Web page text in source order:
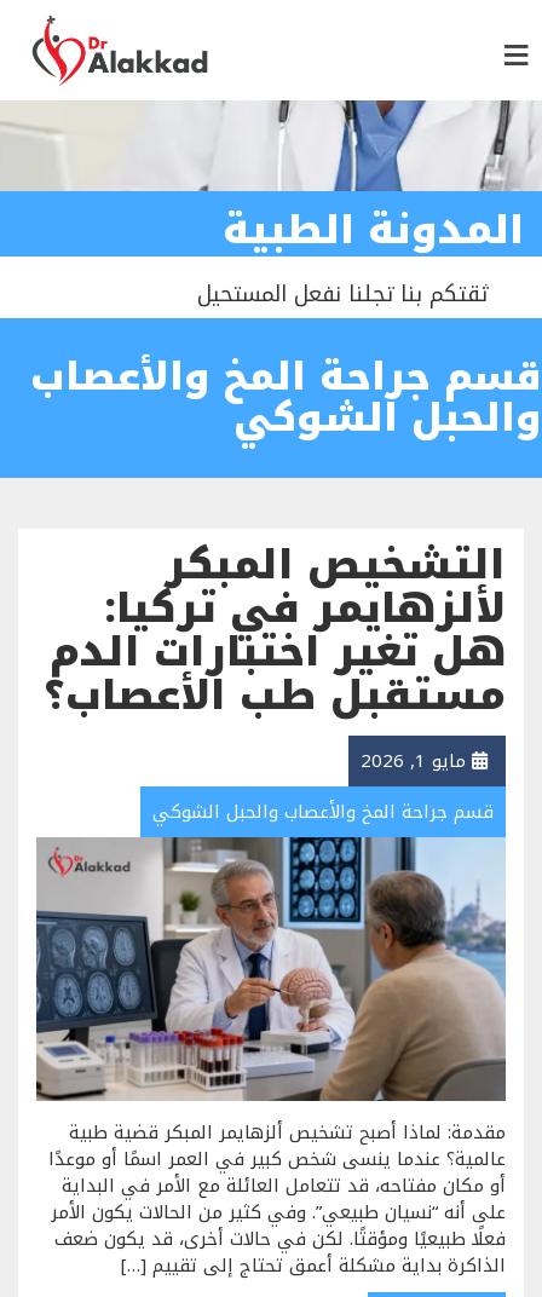
المدونة الطبية
ثقتكم بنا تجلنا نفعل المستحيل
قسم جراحة المخ والأعصاب
والحبل الشوكي
التشخيص المبكر
لألزهايمر في تركيا:
هل تغير اختبارات الدم
مستقبل طب الأعصاب؟
مايو 1, 2026
قسم جراحة المخ والأعصاب والحبل الشوكي
مقدمة: لماذا أصبح تشخيص ألزهايمر المبكر قضية طبية
عالمية؟ عندما ينسى شخص كبير في العمر اسمًا أو موعدًا
أو مكان مفتاحه، قد تتعامل العائلة مع الأمر في البداية
على أنه “نسيان طبيعي”. وفي كثير من الحالات يكون الأمر
فعلًا طبيعيًا ومؤقتًا. لكن في حالات أخرى، قد يكون ضعف
الذاكرة بداية مشكلة أعمق تحتاج إلى تقييم […]